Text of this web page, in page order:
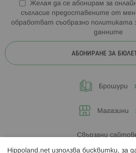
Желая да се абонирам за
съгласие предоставените от мен
обработват съобразно политиката
данните
АБОНИРАНЕ ЗА
Брошури
Магазини
Свързани
Hippoland.net използва бисквитки, за